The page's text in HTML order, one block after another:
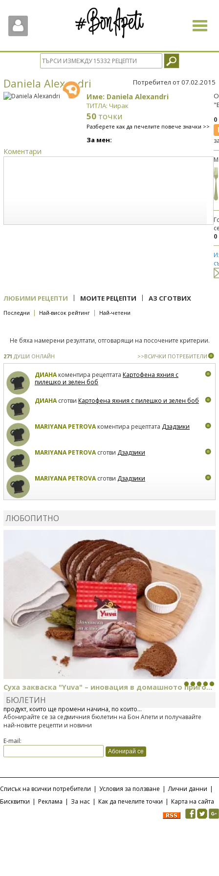
Toggle
Daniela Alexandri Потребител от 07.02.2015
Име: Daniela Alexandri
ТИТЛА: Чирак
50 точки
Разберете как да печелите повече значки >>
За мен:
Коментари
0
ЛЮБИМИ РЕЦЕПТИ | МОИТЕ РЕЦЕПТИ | АЗ СГОТВИХ
Последни | Най-висок рейтинг | Най-четени
Не бяха намерени резултати, отговарящи на посочените критерии.
271 ДУШИ ОНЛАЙН >>ВСИЧКИ ПОТРЕБИТЕЛИ
ДИАНАкоментира рецептата Картофена яхния с
пилешко и зелен боб
ДИАНАсготви Картофена яхния с пилешко и зелен боб
MARIYANA PETROVAкоментира рецептата Дзадзики
MARIYANA PETROVAсготви Дзадзики
MARIYANA PETROVAсготви Дзадзики
ЛЮБОПИТНО
Суха закваска "Yuva" – иновация в домашното приго...
Отскоро Лесафр България стартира предлагането на изцяло нов
продукт, който ще промени начина, по който...
БЮЛЕТИН
Абонирайте се за седмичния бюлетин на Бон Апети и получавайте
най-новите рецепти и новини
E-mail:
Списък на всички потребители | Условия за ползване | Лични данни |
Бисквитки | Реклама | За нас | Как да печелите точки | Карта на сайта